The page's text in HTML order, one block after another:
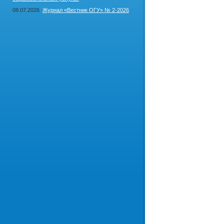
08.07.2026 Журнал «Вестник ОГУ» № 2-2026